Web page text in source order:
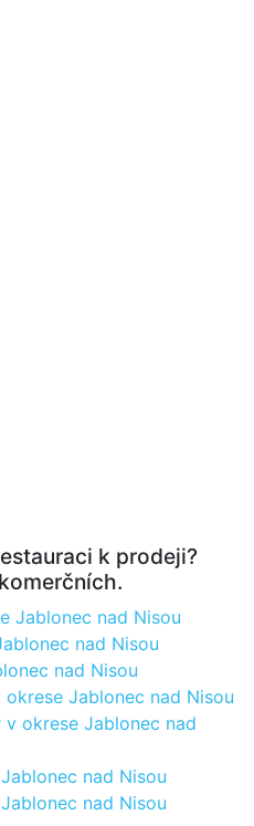
k prodeji?
Jablonec nad Nisou
nad Nisou
nad Nisou
Jablonec nad Nisou
okrese Jablonec nad
nad Nisou
nad Nisou